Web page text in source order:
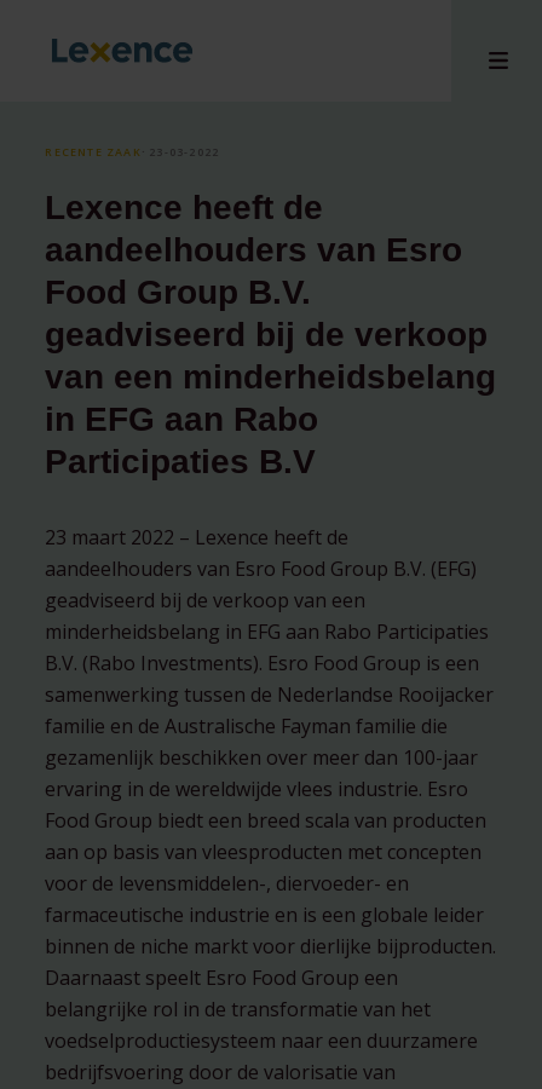
bij
RECENTE ZAAK⸱ 23-03-2022
Lexence heeft de
aandeelhouders van Esro
Food Group B.V.
geadviseerd bij de verkoop
van een minderheidsbelang
in EFG aan Rabo
Participaties B.V
23 maart 2022 – Lexence heeft de
aandeelhouders van Esro Food Group B.V. (EFG)
geadviseerd bij de verkoop van een
minderheidsbelang in EFG aan Rabo Participaties
B.V. (Rabo Investments). Esro Food Group is een
samenwerking tussen de Nederlandse Rooijacker
familie en de Australische Fayman familie die
gezamenlijk beschikken over meer dan 100-jaar
ervaring in de wereldwijde vlees industrie. Esro
Food Group biedt een breed scala van producten
aan op basis van vleesproducten met concepten
voor de levensmiddelen-, diervoeder- en
farmaceutische industrie en is een globale leider
binnen de niche markt voor dierlijke bijproducten.
Daarnaast speelt Esro Food Group een
belangrijke rol in de transformatie van het
voedselproductiesysteem naar een duurzamere
bedrijfsvoering door de valorisatie van